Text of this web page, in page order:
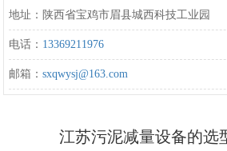
地址：陕西省宝鸡市眉县城西科技工业园
电话： 13369211976
邮箱：sxqwysj@163.com
江苏污泥减量设备的选